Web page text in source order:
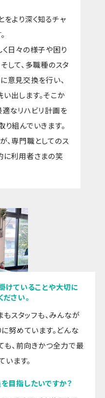
より深く知るチャ
く日々の様子や困り
して、多職種のスタ
意見交換を行い、
出します。そこか
適なリハビリ計画を
組んでいきます。
、専門職としてのス
に利用者さまの笑
けていることや大切に
さい。
スタッフも、みんなが
努めています。どんな
も、前向きかつ全力で最
ます。
目指したいですか？